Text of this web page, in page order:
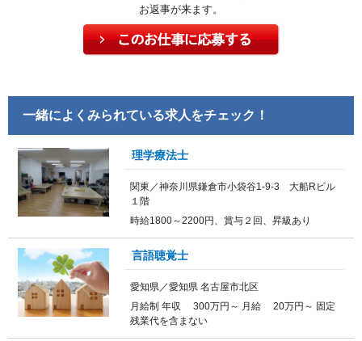
お返事が来ます。
一緒によくみられている求人をチェック！
理学療法士
関東／神奈川県鎌倉市小袋谷1-9-3 大船Rビル
１階
時給1800～2200円、賞与２回、昇級あり
言語聴覚士
愛知県／愛知県 名古屋市北区
月給制 年収 300万円～ 月給 20万円～ 固定
残業代を含まない